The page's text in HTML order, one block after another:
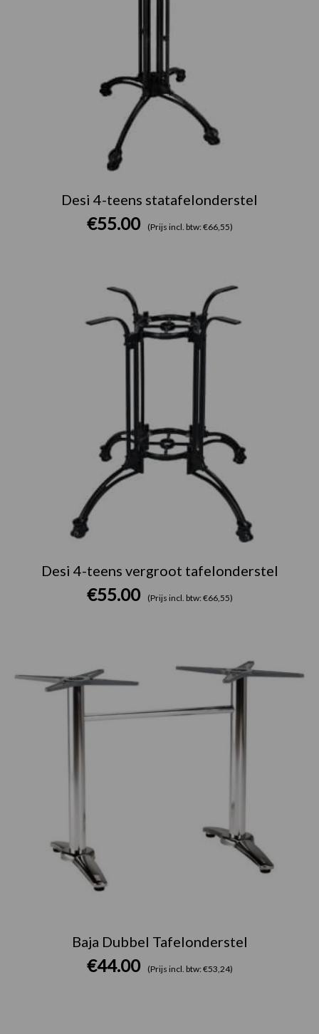
Desi 4-teens statafelonderstel
€55.00 (Prijs incl. btw: €66,55)
Desi 4-teens vergroot tafelonderstel
€55.00 (Prijs incl. btw: €66,55)
Baja Dubbel Tafelonderstel
€44.00 (Prijs incl. btw: €53,24)